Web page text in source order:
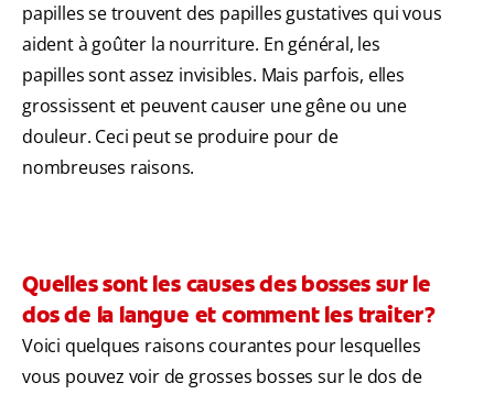
papilles se trouvent des papilles gustatives qui vous
aident à goûter la nourriture. En général, les
papilles sont assez invisibles. Mais parfois, elles
grossissent et peuvent causer une gêne ou une
douleur. Ceci peut se produire pour de
nombreuses raisons.
Quelles sont les causes des bosses sur le
dos de la langue et comment les traiter?
Voici quelques raisons courantes pour lesquelles
vous pouvez voir de grosses bosses sur le dos de